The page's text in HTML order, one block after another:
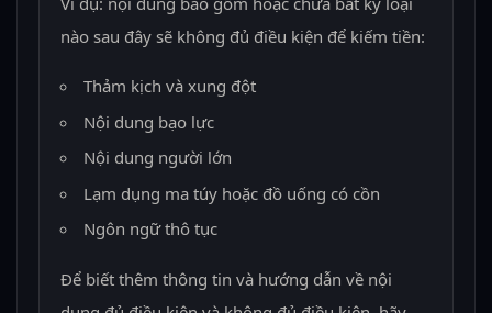
nào sau đây sẽ không đủ điều kiện để kiếm tiền:
Thảm kịch và xung đột
Nội dung bạo lực
Nội dung người lớn
Lạm dụng ma túy hoặc đồ uống có cồn
Ngôn ngữ thô tục
Để biết thêm thông tin và hướng dẫn về nội